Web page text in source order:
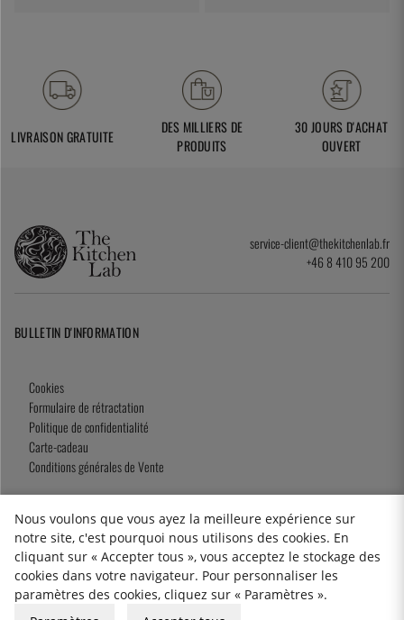
LIVRAISON GRATUITE
DES MILLIERS DE
PRODUITS
30 JOURS D'ACHAT
OUVERT
service-client@thekitchenlab.fr
+46 8 410 95 200
BULLETIN D'INFORMATION
Cookies
Formulaire de rétractation
Politique de confidentialité
Carte-cadeau
Conditions générales de Vente
2026 KitchenLab AB
Nous voulons que vous ayez la meilleure expérience sur
notre site, c'est pourquoi nous utilisons des cookies. En
cliquant sur « Accepter tous », vous acceptez le stockage des
cookies dans votre navigateur. Pour personnaliser les
paramètres des cookies, cliquez sur « Paramètres ».